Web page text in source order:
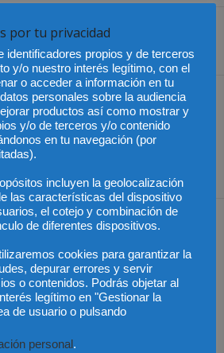
de
Artículo siguiente
Como evitar sanciones de
la Inspección por el
Más del autor
por tu privacidad
identificadores propios y de terceros
y/o nuestro interés legítimo, con el
o acceder a información en tu
personales sobre la audiencia
productos así como mostrar y
y/o de terceros y/o contenido
en tu navegación (por
incluyen la geolocalización
las características del dispositivo
el cotejo y combinación de
de diferentes dispositivos.
cookies para garantizar la
depurar errores y servir
o contenidos. Podrás objetar al
legítimo en "Gestionar la
de usuario o pulsando
personal.